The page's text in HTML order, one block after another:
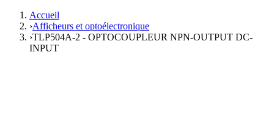
Accueil
›Afficheurs et optoélectronique
›TLP504A-2 - OPTOCOUPLEUR NPN-OUTPUT DC-
INPUT